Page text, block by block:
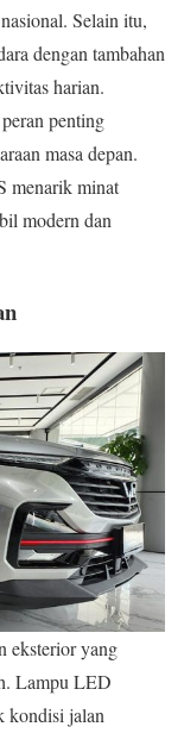
Selain itu,
dengan tambahan
harian.
penting
masa depan.
menarik minat
modern dan
eksterior yang
Lampu LED
kondisi jalan